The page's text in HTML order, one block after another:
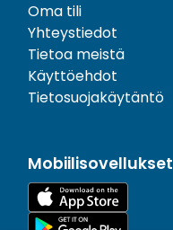
Oma tili
Yhteystiedot
Tietoa meistä
Käyttöehdot
Tietosuojakäytäntö
Mobiilisovellukset